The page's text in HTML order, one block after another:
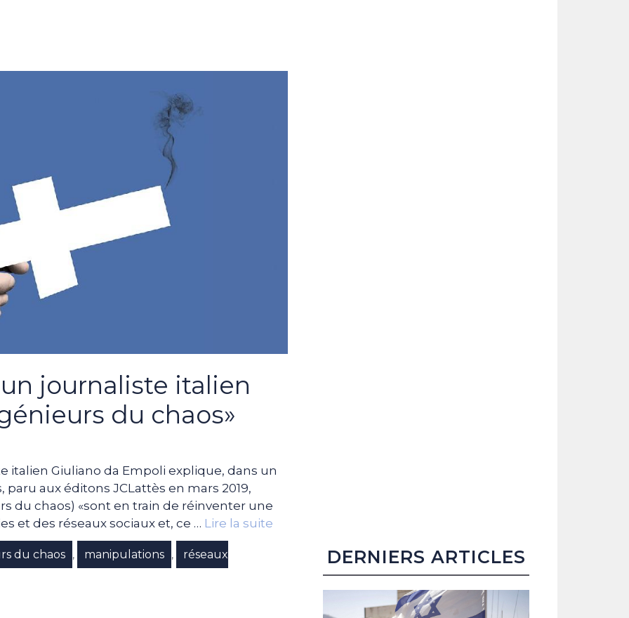
journaliste italien
du chaos»
italien Giuliano da Empoli explique, dans un
aux éditons JCLattès en mars 2019,
du chaos) «sont en train de réinventer une
et des réseaux sociaux et, ce … Lire la suite
du chaos , manipulations ,
réseaux
DERNIERS ARTICLES